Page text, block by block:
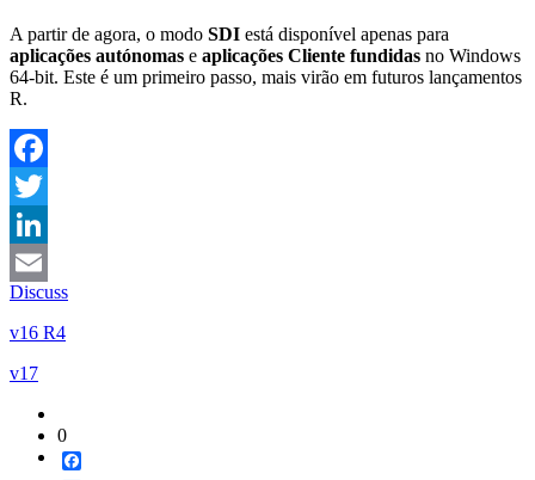
A partir de agora, o modo SDI está disponível apenas para
aplicações autónomas e aplicações Cliente fundidas no Windows
64-bit. Este é um primeiro passo, mais virão em futuros lançamentos
R.
Facebook
Twitter
LinkedIn
Email
Discuss
v16 R4
v17
0